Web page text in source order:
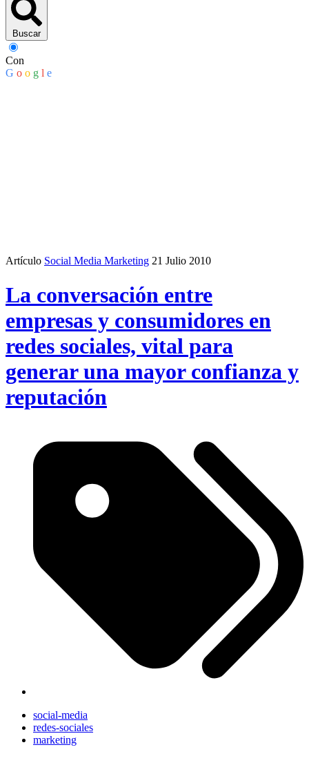
Buscar
Con
G o o g l e
Artículo Social Media Marketing 21 Julio 2010
La conversación entre
empresas y consumidores en
redes sociales, vital para
generar una mayor confianza y
reputación
social-media
redes-sociales
marketing